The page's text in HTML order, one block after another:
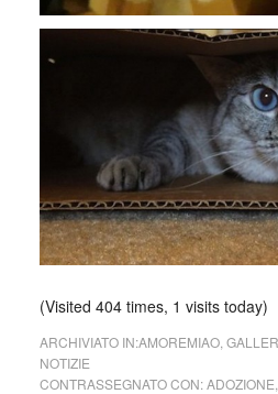
(Visited 404 times, 1 visits today)
ARCHIVIATO IN:AMOREMIAO,
NOTIZIE
CONTRASSEGNATO CON:ADOZIONE